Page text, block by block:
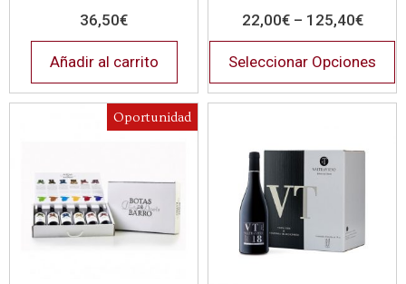
36,50€
Añadir al carrito
22,00€– 125,40€
Seleccionar Opciones
Oportunidad